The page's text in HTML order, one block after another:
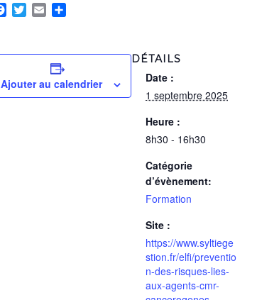
Facebook
TwitterEmail
Ajouter au calendrier
DÉTAILS
Date :
1 septembre 2025
Heure :
8h30 - 16h30
Catégorie
d’évènement:
Formation
Site :
https://www.syltiege
stion.fr/elfi/preventio
n-des-risques-lies-
aux-agents-cmr-